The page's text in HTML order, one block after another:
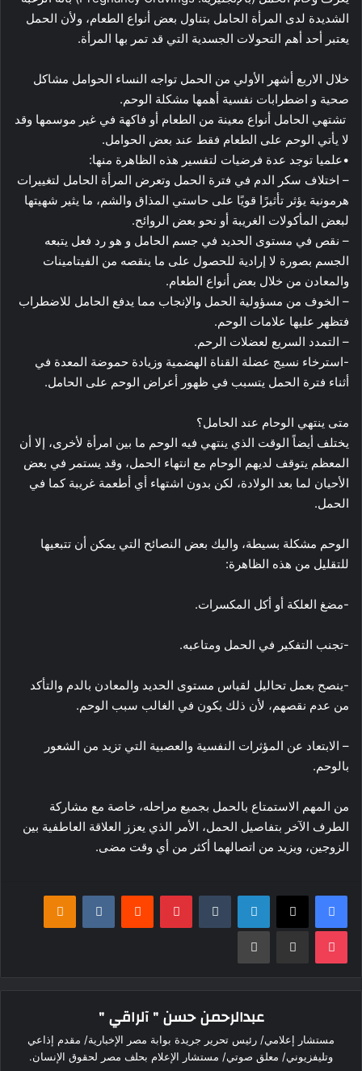
الشديدة لدى المرأة الحامل بتناول بعض أنواع الطعام، ولأن الحمل
يعتبر أحد أهم التحولات الجسدية التي قد تمر بها المرأة.
خلال الاربع أشهر الأولي من الحمل تواجه النساء الحوامل مشاكل
صحية و اضطرابات نفسية أهمها مشكلة الوحم.
تشتهي الحامل أنواع معينة من الطعام أو فاكهة في غير موسمها وقد
لا يأتي الوحم على الطعام فقط عند بعض الحوامل.
•علميا توجد عدة فرضيات لتفسير هذه الظاهرة منها:
– اختلاف سكر الدم في فترة الحمل وتعرض المرأة الحامل لتغييرات
هرمونية يؤثر تأثيرًا قويًا على حاستي المذاق والشم، ما يثير شهيتها
لبعض المأكولات الغريبة أو نحو بعض الروائح.
– نقص في مستوى الحديد في جسم الحامل و هو رد فعل يتبعه
الجسم بصورة لا إرادية للحصول على ما ينقصه من الفيتامينات
والمعادن من خلال بعض أنواع الطعام.
– الخوف من مسؤولية الحمل والإنجاب مما يدفع الحامل للاضطراب
فتظهر عليها علامات الوحم.
– التمدد السريع لعضلات الرحم.
-استرخاء نسيج عضلة القناة الهضمية وزيادة حموضة المعدة في
أثناء فترة الحمل يتسبب في ظهور أعراض الوحم على الحامل.
متى ينتهي الوحام عند الحامل؟
يختلف أيضاً الوقت الذي ينتهي فيه الوحم ما بين امرأة لأخرى، إلا أن
المعظم يتوقف لديهم الوحام مع انتهاء الحمل، وقد يستمر في بعض
الأحيان لما بعد الولادة، لكن بدون اشتهاء أي أطعمة غريبة كما في
الحمل.
الوحم مشكلة بسيطة، واليك بعض النصائح التي يمكن أن تتبعيها
للتقليل من هذه الظاهرة:
-مضغ العلكة أو أكل المكسرات.
-تجنب التفكير في الحمل ومتاعبه.
-ينصح بعمل تحاليل لقياس مستوى الحديد والمعادن بالدم والتأكد
من عدم نقصهم، لأن ذلك يكون في الغالب سبب الوحم.
– الابتعاد عن المؤثرات النفسية والعصبية التي تزيد من الشعور
بالوحم.
من المهم الاستمتاع بالحمل بجميع مراحله، خاصة مع مشاركة
الطرف الآخر بتفاصيل الحمل، الأمر الذي يعزز العلاقة العاطفية بين
الزوجين، ويزيد من اتصالهما أكثر من أي وقت مضى.
فيسبوك ‫X لينكدإن بينتيريست
‫Pocket مشاركة عبر البريد طباعة
عبدالرحمن حسن " آلراقي "
مستشار إعلامي/ رئيس تحرير جريدة بوابة مصر الإخبارية/ مقدم إذاعي
وتليفزيوني/ معلق صوتي/ مستشار الإعلام بحلف مصر لحقوق الإنسان.